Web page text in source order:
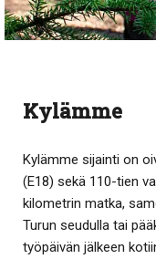
Kylämme
Kylämme sijainti on
(E18) sekä 110-tien
kilometrin matka,
Turun seudulla tai
työpäivän jälkeen